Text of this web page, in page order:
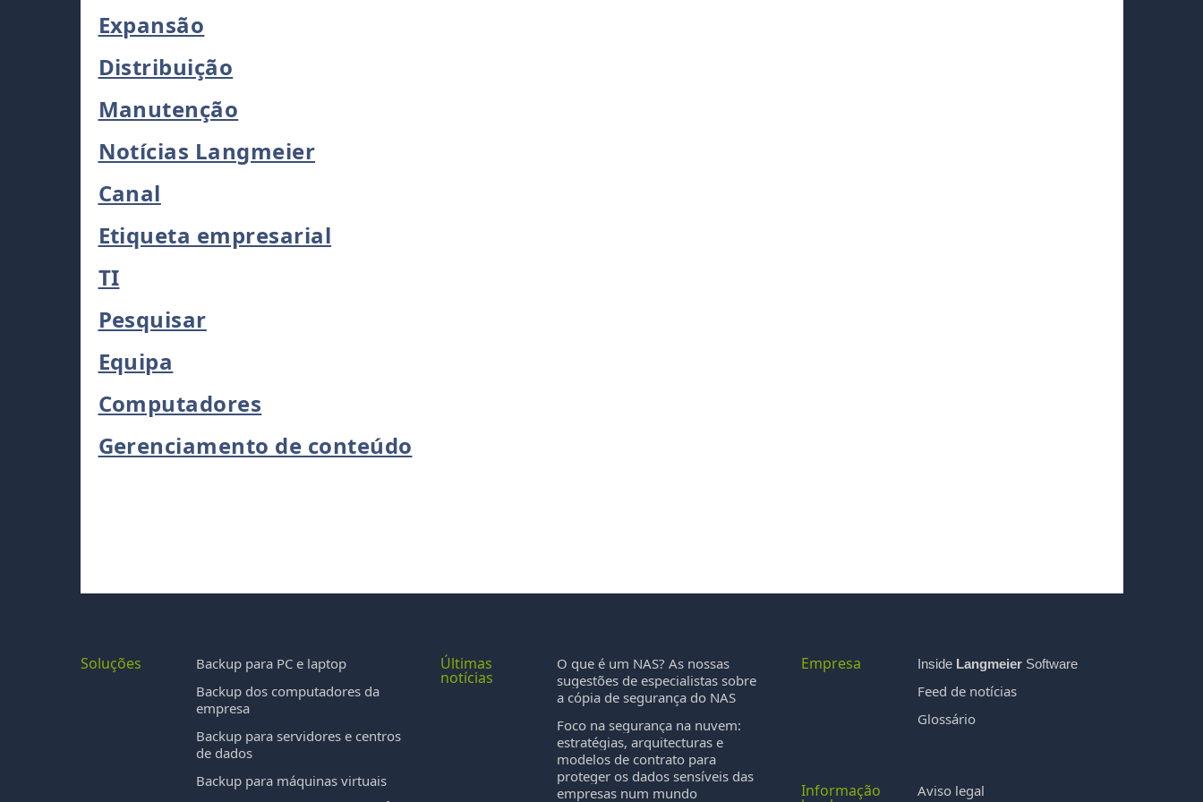
Expansão
Distribuição
Manutenção
Notícias Langmeier
Canal
Etiqueta empresarial
TI
Pesquisar
Equipa
Computadores
Gerenciamento de conteúdo
Soluções
Backup para PC e laptop
Backup dos computadores da
empresa
Backup para servidores e centros
de dados
Backup para máquinas virtuais
Últimas
notícias
O que é um NAS? As nossas
sugestões de especialistas sobre
a cópia de segurança do NAS
Foco na segurança na nuvem:
estratégias, arquitecturas e
modelos de contrato para
proteger os dados sensíveis das
empresas num mundo
Empresa Inside LangmeierSoftware
Feed de notícias
Glossário
Informação Aviso legal